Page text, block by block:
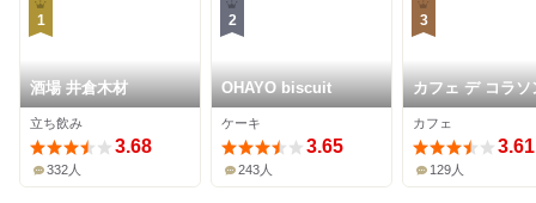
1
酒場 井倉木材
立ち飲み
3.68
332人
2
OHAYO biscuit
ケーキ
3.65
243人
3
カフェ デ コラソ
カフェ
3.61
129人